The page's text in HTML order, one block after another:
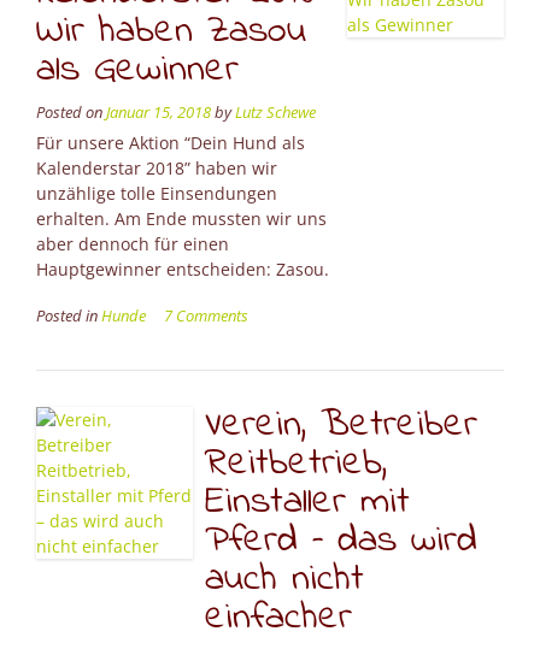
ist
Wir haben Zasou
als Gewinner
Posted onJanuar 15, 2018byLutz Schewe
Für unsere Aktion “Dein Hund als
Kalenderstar 2018” haben wir
unzählige tolle Einsendungen
erhalten. Am Ende mussten wir uns
aber dennoch für einen
Hauptgewinner entscheiden: Zasou.
Posted inHunde 7 Comments
Verein, Betreiber
Reitbetrieb,
Einstaller mit
Pferd – das wird
auch nicht
einfacher